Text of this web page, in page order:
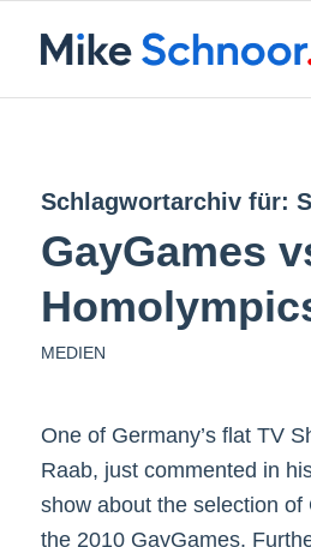
Schlagwortarchiv für:
GayGames
MEDIEN
One of Germany’s flat TV
Raab, just commented in
show about the selection of
the 2010 GayGames.